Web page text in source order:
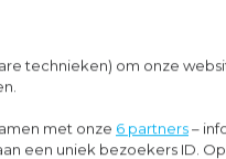
technieken) om onze
met onze 6 partners–
een uniek bezoekers ID.